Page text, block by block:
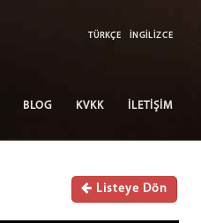
TÜRKÇE İNGİLİZCE
BLOG KVKK İLETİŞİM
Listeye Dön